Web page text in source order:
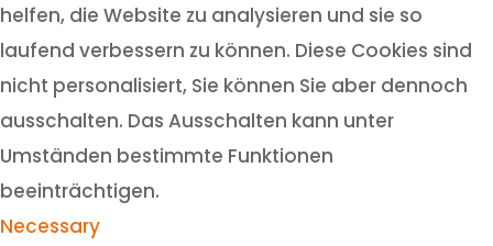
helfen, die Website zu analysieren und sie so
laufend verbessern zu können. Diese Cookies sind
nicht personalisiert, Sie können Sie aber dennoch
ausschalten. Das Ausschalten kann unter
Umständen bestimmte Funktionen
beeinträchtigen.
Necessary